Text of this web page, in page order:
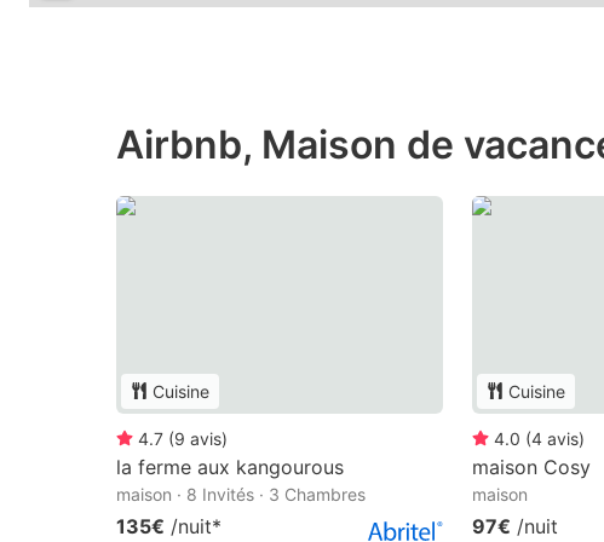
Airbnb, Maison de
Cuisine
4.7 (9 avis)
la ferme aux kangourous
maison · 8 Invités · 3 Chambres
135€ /nuit*
Cuisine
4.0 (4 avis)
maison Cosy
maison
97€ /nuit